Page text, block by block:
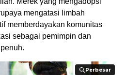
mengatasi limbah
memberdayakan komunitas
sebagai pemimpin dan
Perbesar
Perbesar